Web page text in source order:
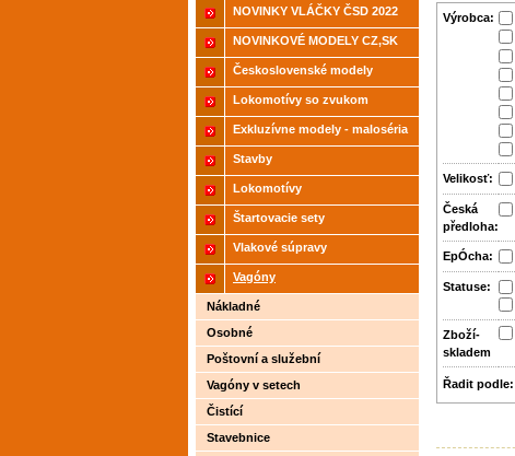
Výrobca:
Velikosť:
Česká
předloha:
EpÓcha:
Statuse:
Zboží­
skladem
Řadit podle:
NOVINKY VLÁČKY ČSD 2022
NOVINKOVÉ MODELY CZ,SK
2021
Československé modely
ČSD,ČD
Lokomotívy so zvukom
Exkluzívne modely - maloséria
Stavby
Lokomotívy
Štartovacie sety
Vlakové súpravy
Vagóny
Nákladné
Osobné
Poštovní a služební
Vagóny v setech
Čistící
Stavebnice